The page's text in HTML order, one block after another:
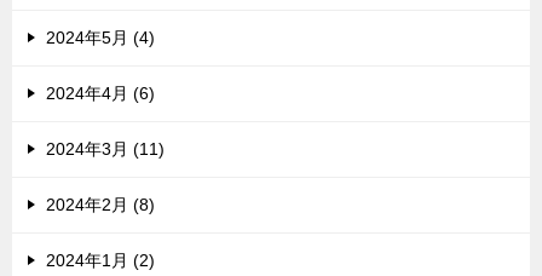
2024年5月 (4)
2024年4月 (6)
2024年3月 (11)
2024年2月 (8)
2024年1月 (2)